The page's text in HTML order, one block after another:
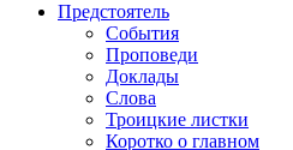
Предстоятель
События
Проповеди
Доклады
Слова
Троицкие листки
Коротко о главном